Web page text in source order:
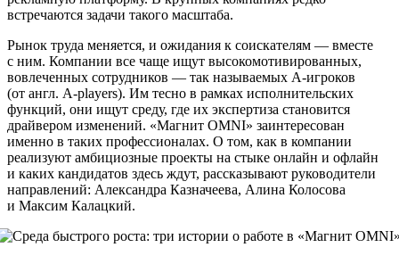
встречаются задачи такого масштаба.
Рынок труда меняется, и ожидания к соискателям — вместе
с ним. Компании все чаще ищут высокомотивированных,
вовлеченных сотрудников — так называемых А-игроков
(от англ. A-players). Им тесно в рамках исполнительских
функций, они ищут среду, где их экспертиза становится
драйвером изменений. «Магнит OMNI» заинтересован
именно в таких профессионалах. О том, как в компании
реализуют амбициозные проекты на стыке онлайн и офлайн
и каких кандидатов здесь ждут, рассказывают руководители
направлений: Александра Казначеева, Алина Колосова
и Максим Калацкий.